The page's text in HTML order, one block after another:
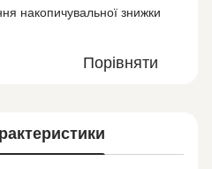
накопичувальної знижки
Порівняти